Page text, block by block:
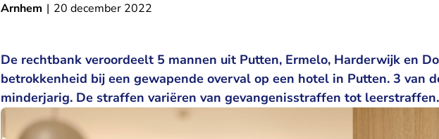
Arnhem | 20 december 2022
De rechtbank veroordeelt 5 mannen uit Putten, Ermelo, Harderwijk en
betrokkenheid bij een gewapende overval op een hotel in Putten. 3 van
minderjarig. De straffen variëren van gevangenisstraffen tot